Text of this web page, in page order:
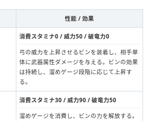
性能 / 効果
消費スタミナ0 / 威力50 / 破竜力0
弓の威力を上昇させるビンを装着し、相手単
体に武器属性ダメージを与える。ビンの効果
は持続し、溜めゲージ段階に応じて上昇す
る。
消費スタミナ30 / 威力90 / 破竜力50
溜めゲージを消費し、ビンの力を解放する。